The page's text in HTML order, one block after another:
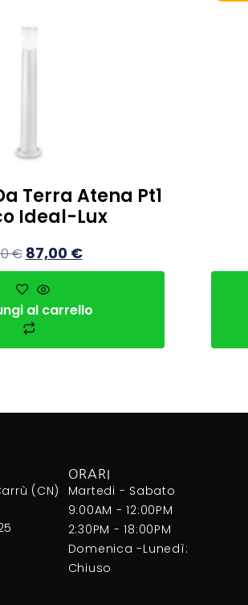
Terra Atena Pt1
Ideal-Lux
€ 87,00 €
al carrello
(CN)
ORARI
Martedi - Sabato
9:00AM - 12:00PM
2:30PM - 18:00PM
Domenica -Lunedì:
Chiuso